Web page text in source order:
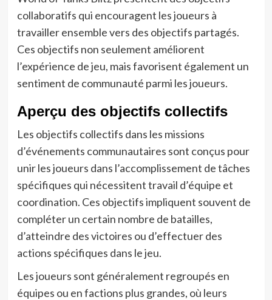
collaboratifs qui encouragent les joueurs à
travailler ensemble vers des objectifs partagés.
Ces objectifs non seulement améliorent
l’expérience de jeu, mais favorisent également un
sentiment de communauté parmi les joueurs.
Aperçu des objectifs collectifs
Les objectifs collectifs dans les missions
d’événements communautaires sont conçus pour
unir les joueurs dans l’accomplissement de tâches
spécifiques qui nécessitent travail d’équipe et
coordination. Ces objectifs impliquent souvent de
compléter un certain nombre de batailles,
d’atteindre des victoires ou d’effectuer des
actions spécifiques dans le jeu.
Les joueurs sont généralement regroupés en
équipes ou en factions plus grandes, où leurs